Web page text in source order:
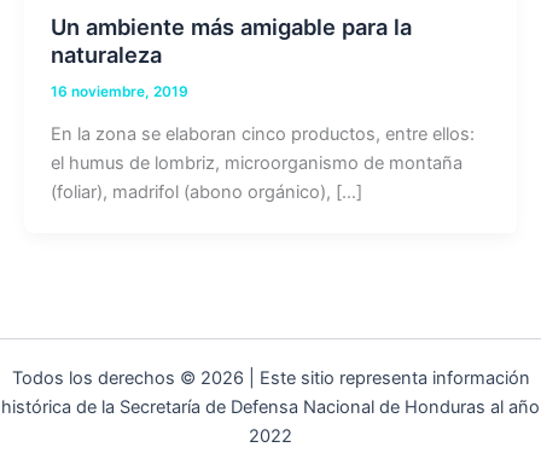
Un ambiente más amigable para la
naturaleza
16 noviembre, 2019
En la zona se elaboran cinco productos, entre ellos:
el humus de lombriz, microorganismo de montaña
(foliar), madrifol (abono orgánico), […]
Todos los derechos © 2026 | Este sitio representa información
histórica de la Secretaría de Defensa Nacional de Honduras al año
2022